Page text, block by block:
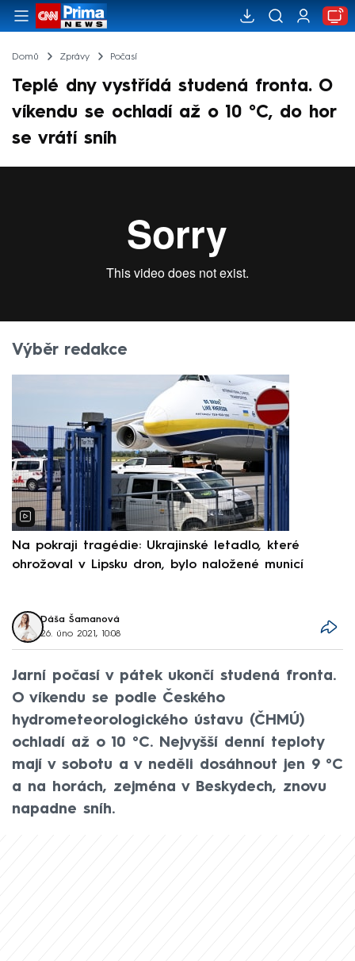
Domů Zprávy Počasí
Teplé dny vystřídá studená fronta. O
víkendu se ochladí až o 10 °C, do hor
se vrátí sníh
Výběr redakce
Na pokraji tragédie: Ukrajinské letadlo, které
ohrožoval v Lipsku dron, bylo naložené municí
Dáša Šamanová
26. úno 2021, 10:08
Jarní počasí v pátek ukončí studená fronta.
O víkendu se podle Českého
hydrometeorologického ústavu (ČHMÚ)
ochladí až o 10 °C. Nejvyšší denní teploty
mají v sobotu a v neděli dosáhnout jen 9 °C
a na horách, zejména v Beskydech, znovu
napadne sníh.